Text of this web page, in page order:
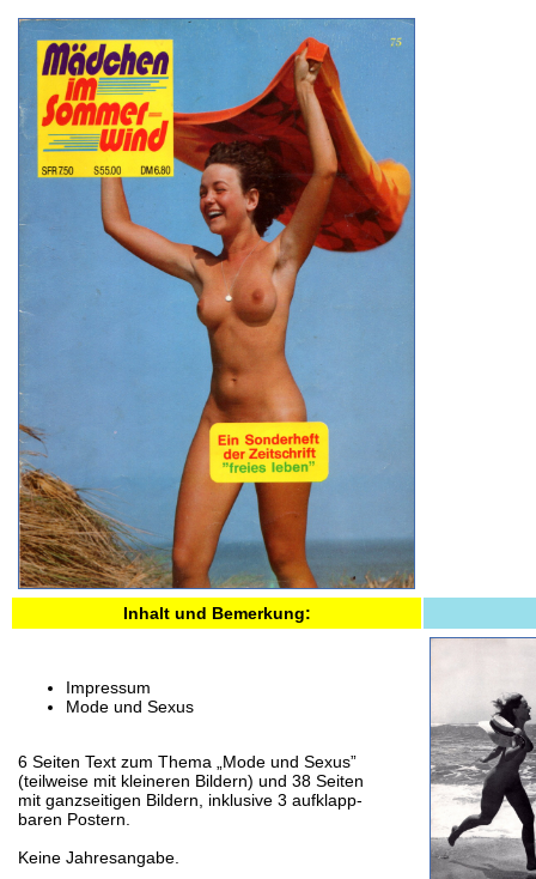
Inhalt und Bemerkung:
Impressum
Mode und Sexus
6 Seiten Text zum Thema „Mode und Sexus”
(teilweise mit kleineren Bildern) und 38 Seiten
mit ganzseitigen Bildern, inklusive 3 aufklapp-
baren Postern.
Keine Jahresangabe.